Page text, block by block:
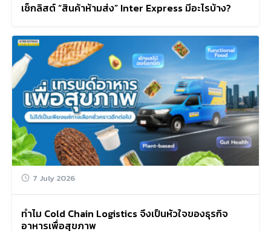
เช็กลิสต์ “สินค้าห้ามส่ง” Inter Express มีอะไรบ้าง?
7 July 2026
ทำไม Cold Chain Logistics จึงเป็นหัวใจของธุรกิจ
อาหารเพื่อสุขภาพ